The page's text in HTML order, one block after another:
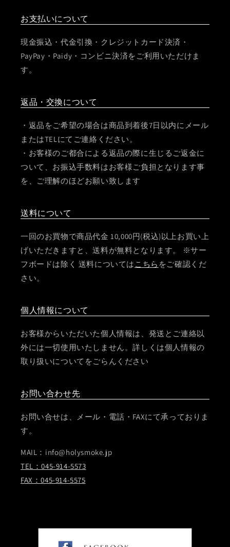
お支払いについて
現金振込・代金引換・クレジットカード決済・
PayPay・Paidy・コンビニ決済をご利用いただけま
す。
返品・交換について
・返品をご希望の場合は商品到着後7日以内にメール
またはTELにてご連絡ください。
・お客様のご都合による返品の際に生じるご返金に
ついて、お振込手数料はお客様ご負担となります事
を、ご理解のほどお願い致します
送料について
一回のお買物で商品代金 10,000円(税込)以上お買い上
げいただきますと、送料が無料となります。 ※サー
フボードは除く 送料については こちら をご確認くだ
さい。
個人情報について
お客様からいただいた個人情報は、発送とご連絡以
外には一切使用いたしません。詳しくは個人情報の
取り扱いについてをごらんください
お問い合わせ先
お問い合せは、メール・電話・FAXにて承っておりま
す。
MAIL：info@holysmoke.jp
TEL：045-914-5573
FAX：045-914-5575